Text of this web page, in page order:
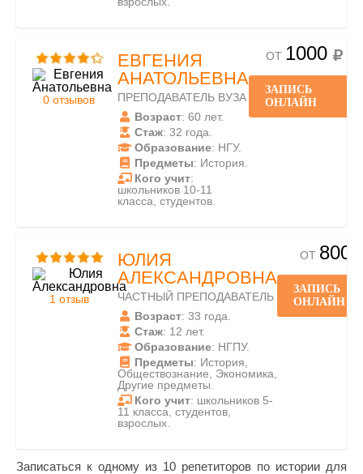
0 отзывов
ЕВГЕНИЯ
АНАТОЛЬЕВНА
ПРЕПОДАВАТЕЛЬ ВУЗА
Возраст: 60 лет.
Стаж: 32 года.
Образование: НГУ.
Предметы: История.
Кого учит:
школьников 10-11
класса, студентов.
ОТ 1000
ЗАПИСЬ
ОНЛАЙН
1 отзыв
ЮЛИЯ
АЛЕКСАНДРОВНА
ЧАСТНЫЙ ПРЕПОДАВАТЕЛЬ
Возраст: 33 года.
Стаж: 12 лет.
Образование: НГПУ.
Предметы: История,
Обществознание, Экономика,
Другие предметы.
Кого учит: школьников 5-
11 класса, студентов,
взрослых.
ОТ 800
ЗАПИСЬ
ОНЛАЙН
Записаться к одному из 10 репетиторов по истории для